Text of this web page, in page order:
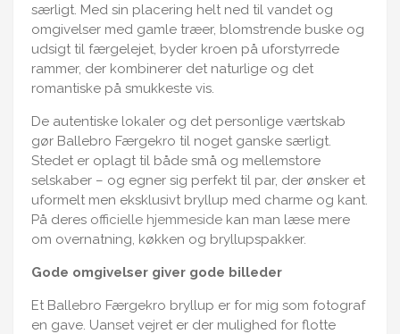
særligt. Med sin placering helt ned til vandet og
omgivelser med gamle træer, blomstrende buske og
udsigt til færgelejet, byder kroen på uforstyrrede
rammer, der kombinerer det naturlige og det
romantiske på smukkeste vis.
De autentiske lokaler og det personlige værtskab
gør Ballebro Færgekro til noget ganske særligt.
Stedet er oplagt til både små og mellemstore
selskaber – og egner sig perfekt til par, der ønsker et
uformelt men eksklusivt bryllup med charme og kant.
På deres officielle hjemmeside kan man læse mere
om overnatning, køkken og bryllupspakker.
Gode omgivelser giver gode billeder
Et Ballebro Færgekro bryllup er for mig som fotograf
en gave. Uanset vejret er der mulighed for flotte